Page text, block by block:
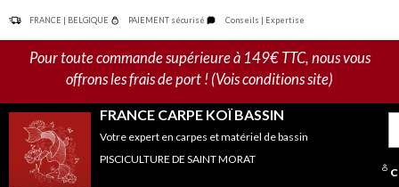
contenu
FRANCE | BELGIQUE PAIEMENT sécurisé Conseils | Expertise
Pour toute commande supérieure à 149€ TTC, nous vous
offrons les frais de port ! (Vois conditions site)
FRANCE CARPE KOÏ BASSIN
Votre expert en carpes et matériel de bassin
PISCICULTURE DE SAINT MORAT